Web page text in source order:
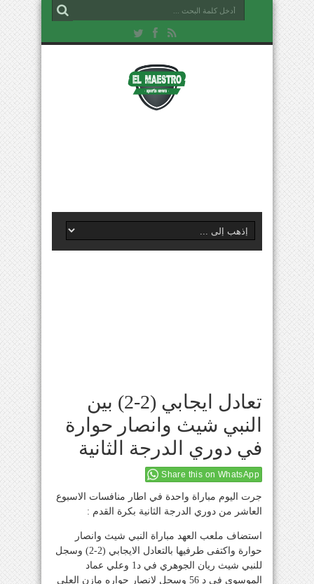
تعادل ايجابي (2-2) بين
النبي شيث وانصار حوارة
في دوري الدرجة الثانية
Share this on WhatsApp
جرت اليوم مباراة واحدة في اطار منافسات الاسبوع
العاشر من دوري الدرجة الثانية بكرة القدم :
استضاف ملعب العهد مباراة النبي شيث وانصار
حوارة واكتفى طرفيها بالتعادل الايجابي (2-2) وسجل
للنبي شيث ريان الجوهري في د1 وعلي عماد
الموسوي في د 56 وسجل لانصار حواره مازن العلي